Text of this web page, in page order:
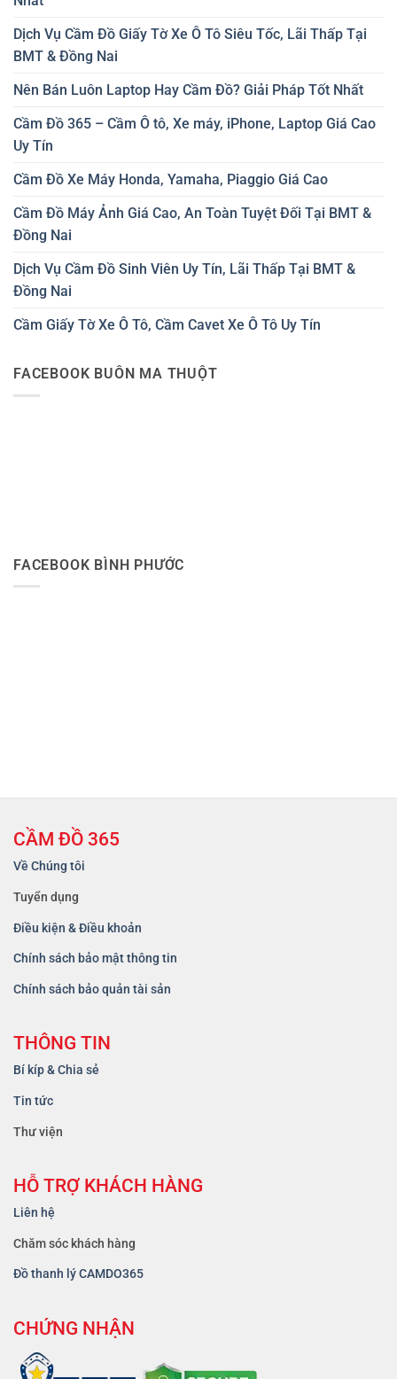
Dịch Vụ Cầm Đồ Giấy Tờ Xe Ô Tô Siêu Tốc, Lãi Thấp Tại
BMT & Đồng Nai
Nên Bán Luôn Laptop Hay Cầm Đồ? Giải Pháp Tốt Nhất
Cầm Đồ 365 – Cầm Ô tô, Xe máy, iPhone, Laptop Giá Cao
Uy Tín
Cầm Đồ Xe Máy Honda, Yamaha, Piaggio Giá Cao
Cầm Đồ Máy Ảnh Giá Cao, An Toàn Tuyệt Đối Tại BMT &
Đồng Nai
Dịch Vụ Cầm Đồ Sinh Viên Uy Tín, Lãi Thấp Tại BMT &
Đồng Nai
Cầm Giấy Tờ Xe Ô Tô, Cầm Cavet Xe Ô Tô Uy Tín
FACEBOOK BUÔN MA THUỘT
FACEBOOK BÌNH PHƯỚC
CẦM ĐỒ 365
Về Chúng tôi
Tuyển dụng
Điều kiện & Điều khoản
Chính sách bảo mật thông tin
Chính sách bảo quản tài sản
THÔNG TIN
Bí kíp & Chia sẻ
Tin tức
Thư viện
HỖ TRỢ KHÁCH HÀNG
Liên hệ
Chăm sóc khách hàng
Đồ thanh lý CAMDO365
CHỨNG NHẬN